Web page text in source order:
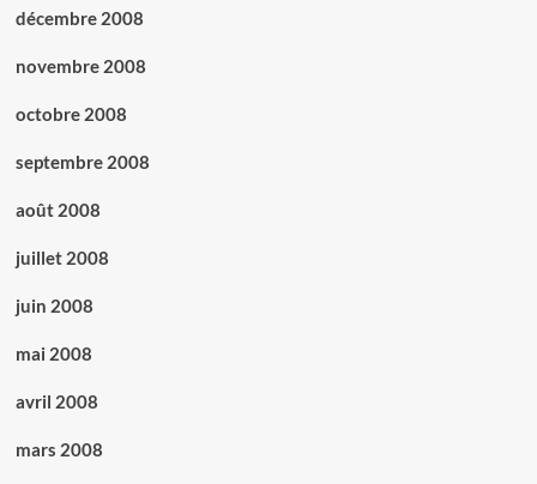
décembre 2008
novembre 2008
octobre 2008
septembre 2008
août 2008
juillet 2008
juin 2008
mai 2008
avril 2008
mars 2008